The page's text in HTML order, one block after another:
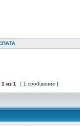
1 из 1 [ 1 сообщение ]